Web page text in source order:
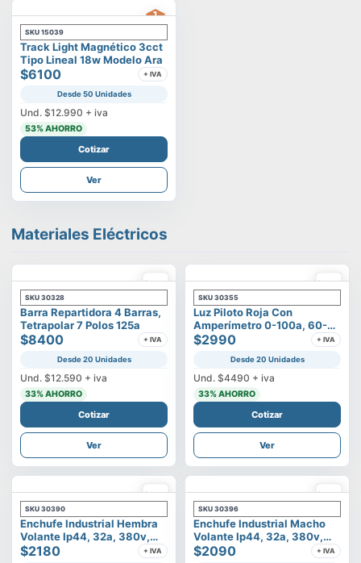
SKU 15039
Track Light Magnético 3cct
Tipo Lineal 18w Modelo Ara
$6100 + IVA
Desde 50 Unidades
Und. $12.990 + iva
53% AHORRO
Cotizar
Ver
Materiales Eléctricos
SKU 30328
Barra Repartidora 4 Barras,
Tetrapolar 7 Polos 125a
$8400 + IVA
Desde 20 Unidades
Und. $12.590 + iva
33% AHORRO
Cotizar
Ver
SKU 30355
Luz Piloto Roja Con
Amperímetro 0-100a, 60-
500v
$2990 + IVA
Desde 20 Unidades
Und. $4490 + iva
33% AHORRO
Cotizar
Ver
SKU 30390
Enchufe Industrial Hembra
Volante Ip44, 32a, 380v,
3p+t
$2180 + IVA
SKU 30396
Enchufe Industrial Macho
Volante Ip44, 32a, 380v,
3p+t
$2090 + IVA